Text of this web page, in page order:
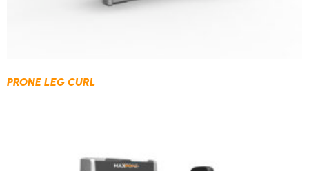
PRONE LEG CURL